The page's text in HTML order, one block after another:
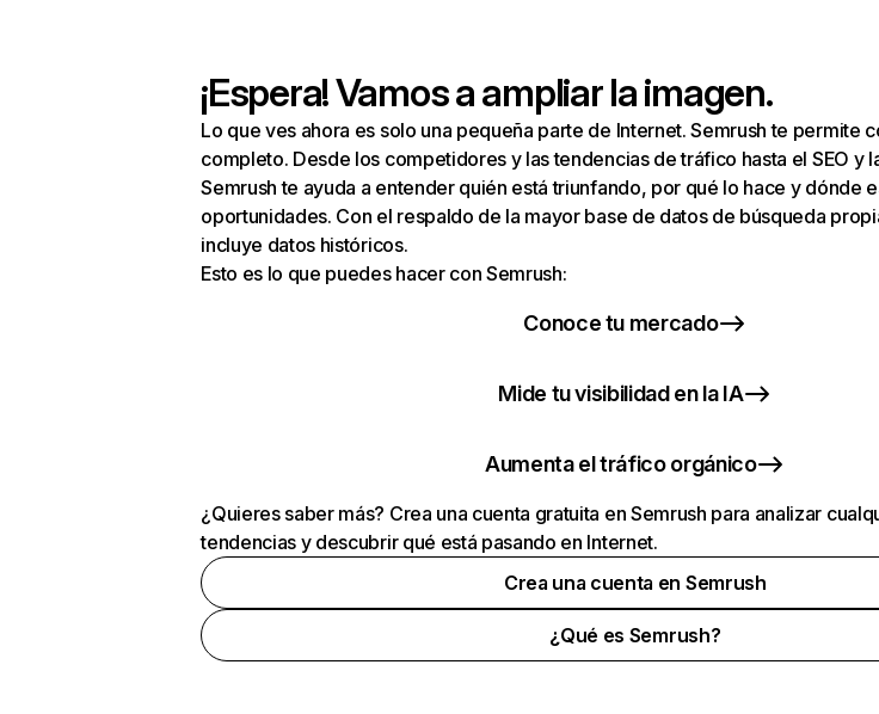
¡Espera! Vamos a ampliar la imagen.
Lo que ves ahora es solo una pequeña parte de Internet. Semrush te permite
completo. Desde los competidores y las tendencias de tráfico hasta el SEO y
Semrush te ayuda a entender quién está triunfando, por qué lo hace y dónde
oportunidades. Con el respaldo de la mayor base de datos de búsqueda
incluye datos históricos.
Esto es lo que puedes hacer con Semrush:
Conoce tu mercado
Mide tu visibilidad en la IA
Aumenta el tráfico orgánico
¿Quieres saber más? Crea una cuenta gratuita en Semrush para analizar
tendencias y descubrir qué está pasando en Internet.
Crea una cuenta en Semrush
¿Qué es Semrush?